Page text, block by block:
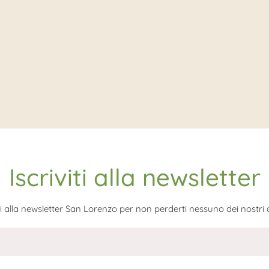
Iscriviti alla newsletter
alla newsletter San Lorenzo per non perderti nessuno dei nostri